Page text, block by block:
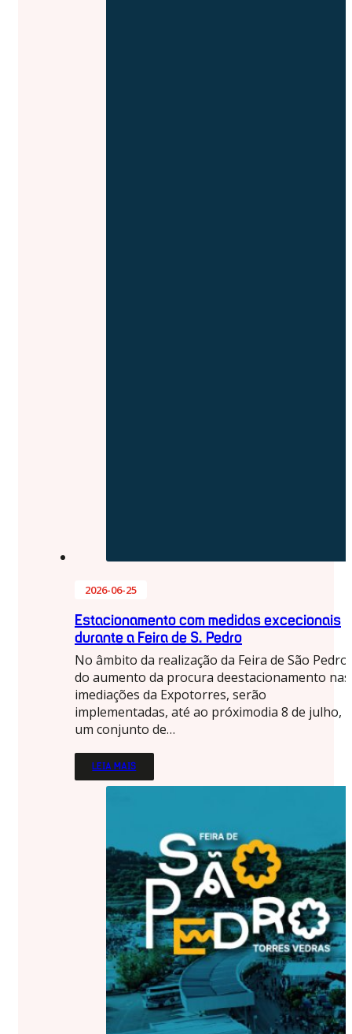
2026-06-25
Estacionamento com medidas excecionais
durante a Feira de S. Pedro
No âmbito da realização da Feira de São Pedro
do aumento da procura deestacionamento nas
imediações da Expotorres, serão
implementadas, até ao próximodia 8 de julho,
um conjunto de…
LEIA MAIS